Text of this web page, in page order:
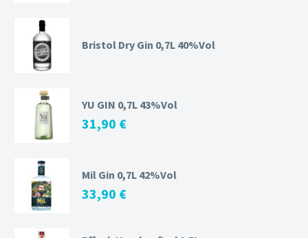
Bristol Dry Gin 0,7L 40%Vol
YU GIN 0,7L 43%Vol
31,90 €
Mil Gin 0,7L 42%Vol
33,90 €